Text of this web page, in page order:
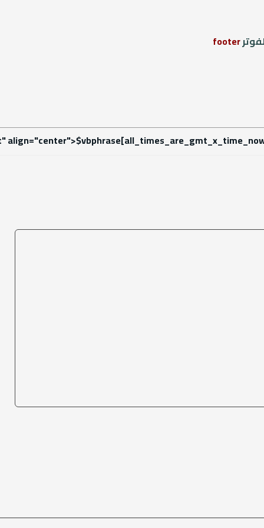
footer